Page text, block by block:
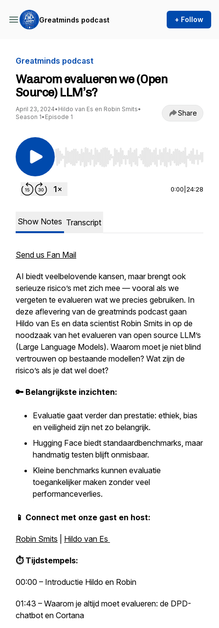
Greatminds podcast + Follow
Greatminds podcast
Waarom evalueren we (Open
Source) LLM’s?
April 23, 2024• Hildo van Es en Robin Smits•
Season 1• Episode 1 Share
Use Left/Right to seek, Home/End to jump to
0:00 24:28
Show Notes Transcript
Send us Fan Mail
AI biedt veelbelovende kansen, maar brengt ook
serieuze risico’s met zich mee — vooral als we
vergeten te evalueren wat we precies gebruiken. In
deze aflevering van de greatminds podcast gaan
Hildo van Es en data scientist Robin Smits in op de
noodzaak van het evalueren van open source LLM’s
(Large Language Models). Waarom moet je niet blind
vertrouwen op bestaande modellen? Wat zijn de
risico’s als je dat wel doet?
🔑 Belangrijkste inzichten:
Evaluatie gaat verder dan prestatie: ethiek, bias
en veiligheid zijn net zo belangrijk.
Hugging Face biedt standaardbenchmarks, maar
handmatig testen blijft onmisbaar.
Kleine benchmarks kunnen evaluatie
toegankelijker maken zonder veel
performanceverlies.
📱 Connect met onze gast en host:
Robin Smits Hildo van Es
⏱ Tijdstempels:
00:00 – Introductie Hildo en Robin
01:43 – Waarom je altijd moet evalueren: de DPD-
chatbot en Cortana